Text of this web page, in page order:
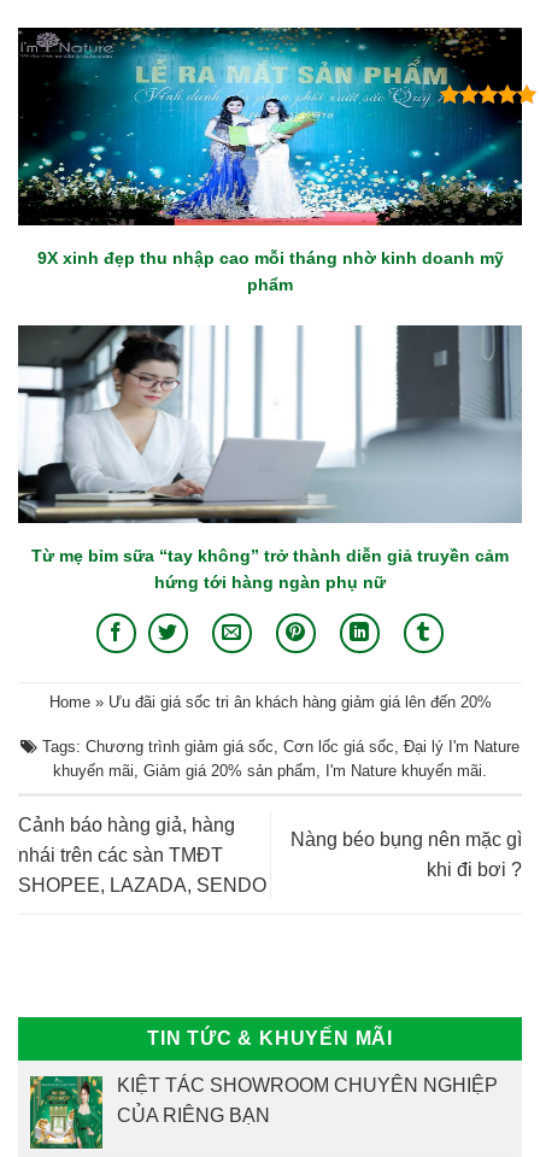
9X xinh đẹp thu nhập cao mỗi tháng nhờ kinh doanh mỹ
phẩm
Từ mẹ bỉm sữa “tay không” trở thành diễn giả truyền cảm
hứng tới hàng ngàn phụ nữ
Home» Ưu đãi giá sốc tri ân khách hàng giảm giá lên đến 20%
Tags: Chương trình giảm giá sốc Cơn lốc giá sốc Đại lý I'm Nature
khuyến mãi Giảm giá 20% sản phẩm I'm Nature khuyến mãi
Cảnh báo hàng giả, hàng
nhái trên các sàn TMĐT
SHOPEE, LAZADA, SENDO
Nàng béo bụng nên mặc gì
khi đi bơi ?
TIN TỨC & KHUYẾN MÃI
KIỆT TÁC SHOWROOM CHUYÊN NGHIỆP
CỦA RIÊNG BẠN